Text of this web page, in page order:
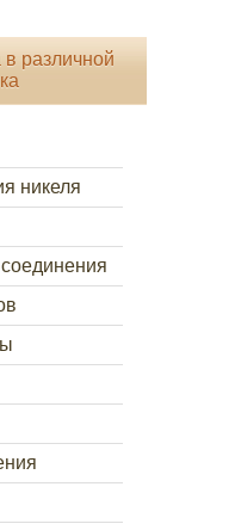
различной
никеля